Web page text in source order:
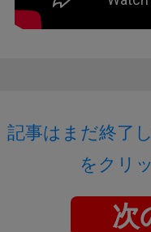
記事はまだ終了
をクリ
次